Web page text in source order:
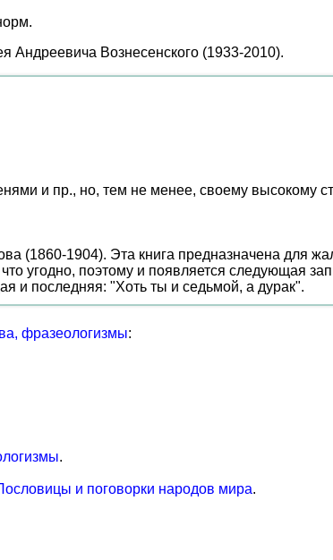
Андреевича Вознесенского (1933-2010).
и пр., но, тем не менее, своему высокому
(1860-1904). Эта книга предназначена для
угодно, поэтому и появляется следующая
и последняя: "Хоть ты и седьмой, а дурак".
фразеологизмы:
.
и поговорки народов мира.